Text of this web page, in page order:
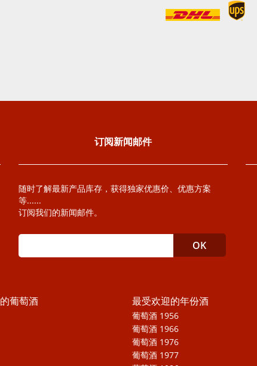
订阅新闻邮件
随时了解最新产品库存，获得独家优惠价、优惠方案
等......
订阅我们的新闻邮件。
葡萄酒 最受欢迎的年份酒
葡萄酒 1956
葡萄酒 1966
葡萄酒 1976
葡萄酒 1977